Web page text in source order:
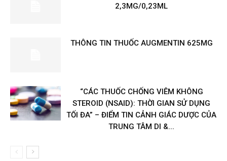
2,3MG/0,23ML
THÔNG TIN THUỐC AUGMENTIN 625MG
“CÁC THUỐC CHỐNG VIÊM KHÔNG
STEROID (NSAID): THỜI GIAN SỬ DỤNG
TỐI ĐA” – ĐIỂM TIN CẢNH GIÁC DƯỢC CỦA
TRUNG TÂM DI &...